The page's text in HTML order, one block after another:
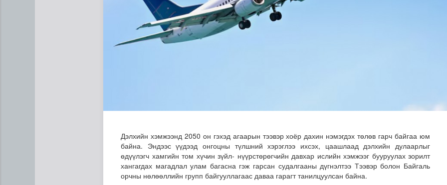
ОХУ-аас шатахууны импорт тасралтгүй хийгдэж байна
Дэлхийн хэмжээнд 2050 он гэхэд агаарын тээвэрхоёр дахин нэмэгдэх төлөв гарч байгаа юм
байна. Эндээс үүдээд онгоцны түлшний хэрэглээ ихсэх, цаашлаад дэлхийн дулаарлыг
өдүүлэгч хамгийн том хүчин зүйл- нүүрстөрөгчийн давхар ислийн хэмжээг бууруулах зорилт
хангагдах магадлал улам багасна гэж гарсан судалгааны дүгнэлтээ Тээвэр болон Байгаль
орчны нөлөөллийн групп байгууллагаас даваа гарагт танилцуулсан байна.